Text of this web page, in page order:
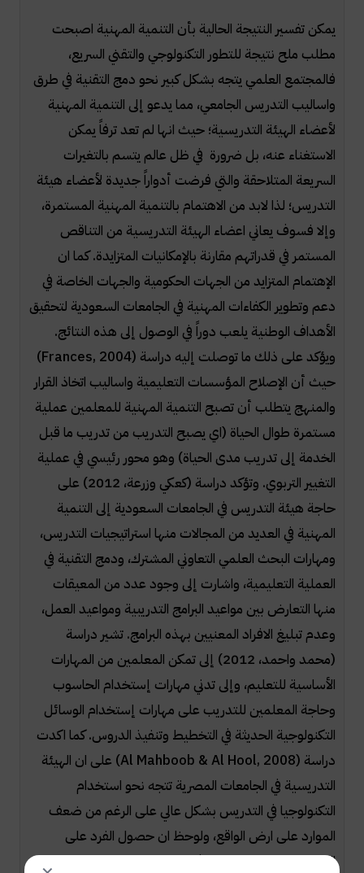
يمكن تفسير النتيجة الحالية بأن التنمية المهنية اصبحت
مطلب ملح نتيجة للتطور التكنولوجي والتقني السريع،
فالمجتمع العلمي يتجه بشكل كبير نحو دمج التقنية في طرق
واساليب التدريس الجامعي، مما يدعو إلى التنمية المهنية
لأعضاء الهيئة التدريسية؛ حيث انها لم تعد ترفاً يمكن
الاستغناء عنه، بل ضرورة في ظل عالم يتسم بالتغيرات
السريعة المتلاحقة والتي فرضت أدواراً جديدة لأعضاء هيئة
التدريس؛ لذا لابد من الاهتمام بالتنمية المهنية المستمرة،
وإلا فسوف يعاني اعضاء الهيئة التدريسية من التناقص
المستمر في قدراتهم مقارنة بالإمكانيات المتزايدة. كما ان
الإهتمام المتزايد من الجهات الحكومية والجهات الخاصة في
دعم وتطوير الكفاءات المهنية في الجامعات السعودية لتحقيق
الأهداف الوطنية يلعب دوراً في الوصول إلى هذه النتائج.
ويؤكد على ذلك ما توصلت إليه دراسة (Frances, 2004
)
حيث أن الإصلاح المؤسسات التعليمية واساليب اتخاذ القرار
والمنهج يتطلب أن تصبح التنمية المهنية للمعلمين عملية
مستمرة طوال الحياة (اي يصبح التدريب من تدريب ما قبل
الخدمة إلى تدريب مدى الحياة) وهو محور رئيسي في عملية
التغيير التربوي. وتؤكد دراسة (كعكي وزرعة، 2012) على
حاجة هيئة التدريس في الجامعات السعودية إلى التنمية
المهنية في العديد من المجالات منها استراتيجيات التدريس،
ومهارات البحث العلمي التعاوني المشترك، ودمج التقنية في
العملية التعليمية، واشارت إلى وجود عدد من المعيقات
منها التعارض بين مواعيد البرامج التدريبية ومواعيد العمل،
وعدم تبليغ الافراد المعنيين بهذه البرامج. تشير دراسة
(محمد واحمد، 2012) إلى تمكن المعلمين من المهارات
الأساسية للتعليم، وإلى تدني مهارات إستخدام الحاسوب
وحاجة المعلمين للتدريب على مهارات إستخدام الوسائل
التكنولوجية الحديثة في التخطيط وتنفيذ الدروس. كما اكدت
دراسة (Al Mahboob & Al Hool, 2008) على ان الهيئة
التدريسية في الجامعات المصرية تتجه نحو استخدام
التكنولوجيا في التدريس بشكل عالي على الرغم من ضعف
الموارد على ارض الواقع، ولوحظ ان حصول الفرد على
التدريب المناسب يساهم في هذه الدفع نحو هذا الاتجاه.